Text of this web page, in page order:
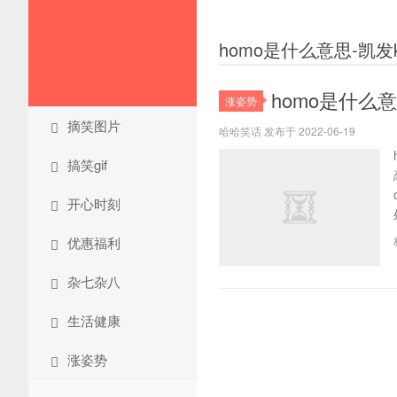
摘笑图片
搞笑gif
开心时刻
优惠福利
杂七杂八
生活健康
涨姿势
homo是什么意思-凯
涨姿势 homo是什么
哈哈笑话 发布于 2022-06-19